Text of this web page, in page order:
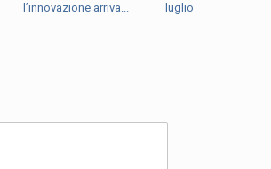
l’innovazione arriva...
luglio